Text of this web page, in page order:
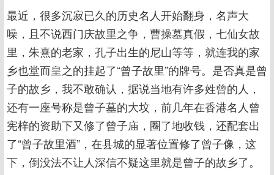
最近，很多沉寂已久的历史名人开始翻身，名声大
噪，且不说西门庆故里之争，曹操墓真假，七仙女故
里，朱熹的老家，孔子出生的尼山等等，就连我的家
乡也堂而皇之的挂起了“曾子故里”的牌号。是否真是曾
子的故乡，我不敢确认，据说当地有许多姓曾的人，
还有一座号称是曾子墓的大坟，前几年在香港名人曾
宪梓的资助下又修了曾子庙，圈了地收钱，还配套出
了“曾子故里酒”，在县城的显著位置修了曾子像，这
下，倒没法不让人深信不疑这里就是曾子的故乡了。